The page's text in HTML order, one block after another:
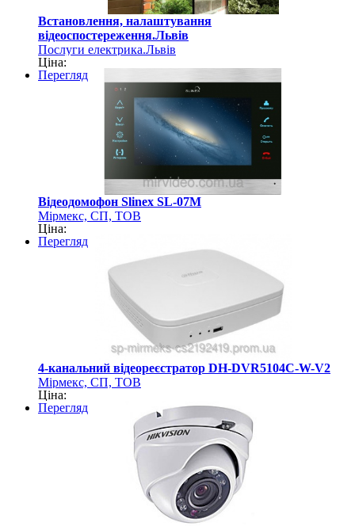
Встановлення, налаштування
відеоспостереження.Львів
Послуги електрика.Львів
Ціна:
Перегляд
Відеодомофон Slinex SL-07M
Мірмекс, СП, ТОВ
Ціна:
Перегляд
4-канальний відеореєстратор DH-DVR5104C-W-V2
Мірмекс, СП, ТОВ
Ціна:
Перегляд